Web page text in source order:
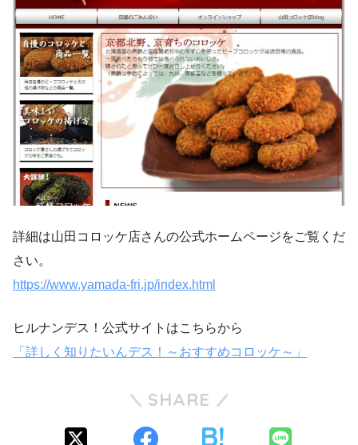
詳細は山田コロッケ店さんの公式ホームページをご覧くだ
さい。
https://www.yamada-fri.jp/index.html
ヒルナンデス！公式サイトはこちらから
「詳しく知りたいんデス！～おすすめコロッケ～」
SHARE